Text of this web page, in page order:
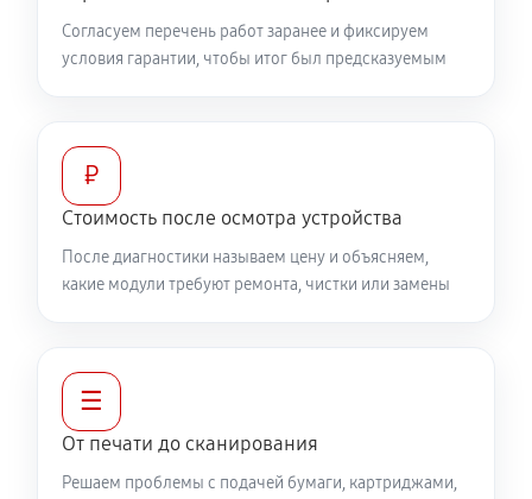
Согласуем перечень работ заранее и фиксируем
условия гарантии, чтобы итог был предсказуемым
₽
Стоимость после осмотра устройства
После диагностики называем цену и объясняем,
какие модули требуют ремонта, чистки или замены
☰
От печати до сканирования
Решаем проблемы с подачей бумаги, картриджами,